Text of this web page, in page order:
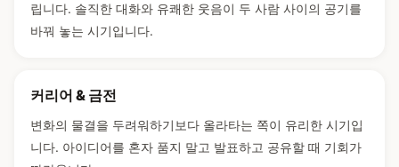
립니다. 솔직한 대화와 유쾌한 웃음이 두 사람 사이의 공기를
바꿔 놓는 시기입니다.
커리어 & 금전
변화의 물결을 두려워하기보다 올라타는 쪽이 유리한 시기입
니다. 아이디어를 혼자 품지 말고 발표하고 공유할 때 기회가